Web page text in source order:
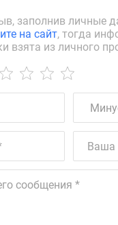
заполнив личные
на сайт, тогда
взята из личного